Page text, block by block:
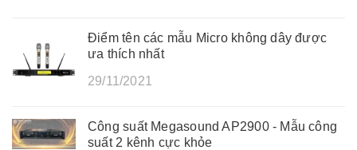
Điểm tên các mẫu Micro không dây được
ưa thích nhất
29/11/2021
Công suất Megasound AP2900 - Mẫu công
suất 2 kênh cực khỏe